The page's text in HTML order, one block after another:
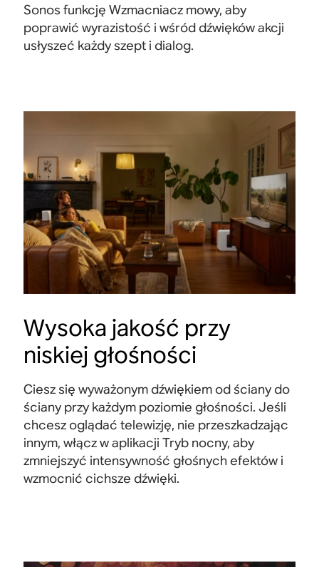
Sonos funkcję Wzmacniacz mowy, aby
poprawić wyrazistość i wśród dźwięków akcji
usłyszeć każdy szept i dialog.
Wysoka jakość przy
niskiej głośności
Ciesz się wyważonym dźwiękiem od ściany do
ściany przy każdym poziomie głośności. Jeśli
chcesz oglądać telewizję, nie przeszkadzając
innym, włącz w aplikacji Tryb nocny, aby
zmniejszyć intensywność głośnych efektów i
wzmocnić cichsze dźwięki.